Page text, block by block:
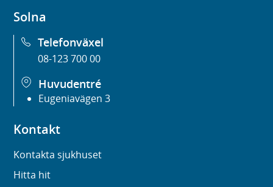
Solna
Telefonväxel
08-123 700 00
Huvudentré
Eugeniavägen 3
Kontakt
Kontakta sjukhuset
Hitta hit